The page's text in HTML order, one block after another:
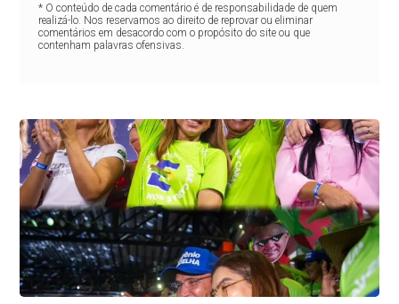
* O conteúdo de cada comentário é de responsabilidade de quem
realizá-lo. Nos reservamos ao direito de reprovar ou eliminar
comentários em desacordo com o propósito do site ou que
contenham palavras ofensivas.